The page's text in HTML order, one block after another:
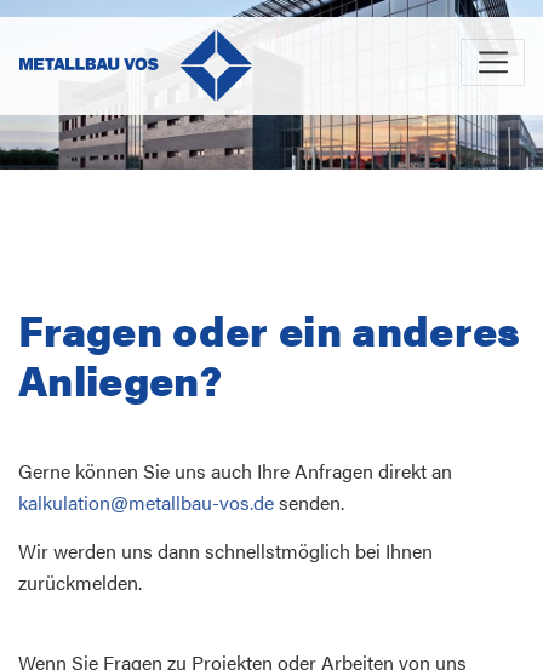
Fragen oder ein anderes
Anliegen?
Gerne können Sie uns auch Ihre Anfragen direkt an
kalkulation@metallbau-vos.desenden.
Wir werden uns dann schnellstmöglich bei Ihnen
zurückmelden.
Wenn Sie Fragen zu Projekten oder Arbeiten von uns